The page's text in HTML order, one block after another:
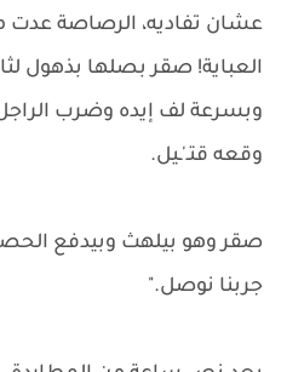
عشان تفاديه، الرصاصة
العباية! صقر بصلها بذهول
وبسرعة لف إيده وضرب
وقعه قتـ'ـيل.
صقر وهو بيلهث وبيدفع
جربنا نوصل."